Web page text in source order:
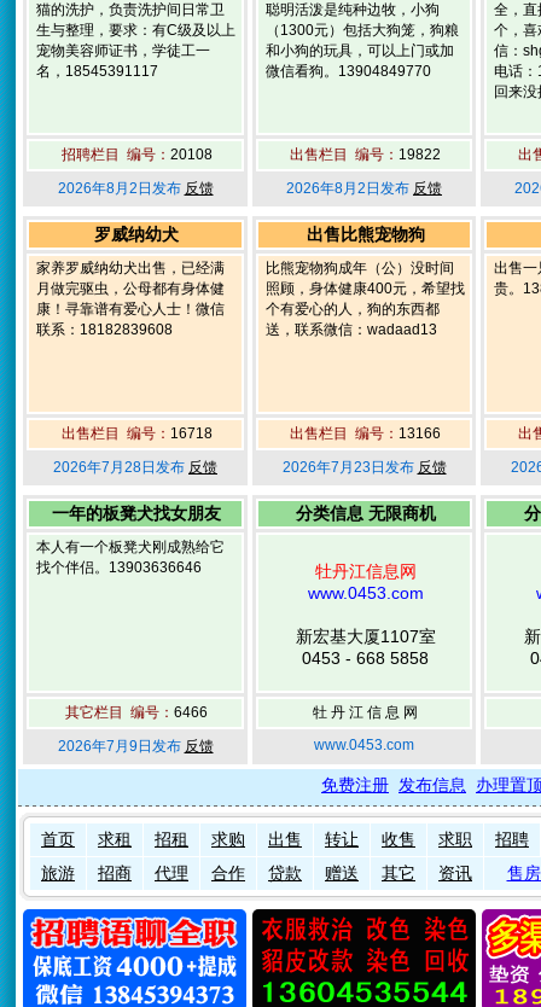
猫的洗护，负责洗护间日常卫
生与整理，要求：有C级及以上
宠物美容师证书，学徒工一
名，18545391117
招聘栏目 编号： 20108
2026年8月2日发布 反馈
聪明活泼是纯种边牧，小狗
（1300元）包括大狗笼，狗粮
和小狗的玩具，可以上门或加
微信看狗。13904849770
出售栏目 编号： 19822
2026年8月2日发布 反馈
全，
个，喜
信：
电话
回来
出
罗威纳幼犬
家养罗威纳幼犬出售，已经满
月做完驱虫，公母都有身体健
康！寻靠谱有爱心人士！微信
联系：18182839608
出售栏目 编号： 16718
2026年7月28日发布 反馈
出售比熊宠物狗
比熊宠物狗成年（公）没时间
照顾，身体健康400元，希望找
个有爱心的人，狗的东西都
送，联系微信：wadaad13
出售栏目 编号： 13166
2026年7月23日发布 反馈
出售一
贵。
出
一年的板凳犬找女朋友
本人有一个板凳犬刚成熟给它
找个伴侣。13903636646
其它栏目 编号： 6466
2026年7月9日发布 反馈
分类信息 无限商机
牡丹江信息网
www.0453.com
新宏基大厦1107室
0453 - 668 5858
牡 丹 江 信 息 网
www.0453.com
免费注册 发布信息 办理置
首页 求租 招租 求购 出售 转让 收售 求职
招聘
旅游
招商 代理 合作 贷款 赠送 其它 资讯 售